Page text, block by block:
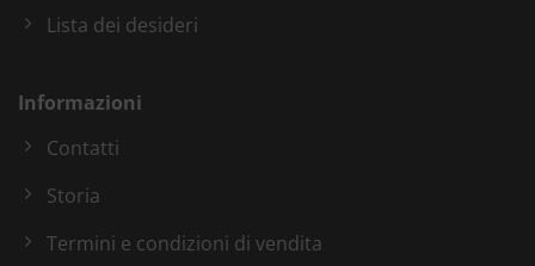
Lista dei desideri
Informazioni
Contatti
Storia
Termini e condizioni di vendita